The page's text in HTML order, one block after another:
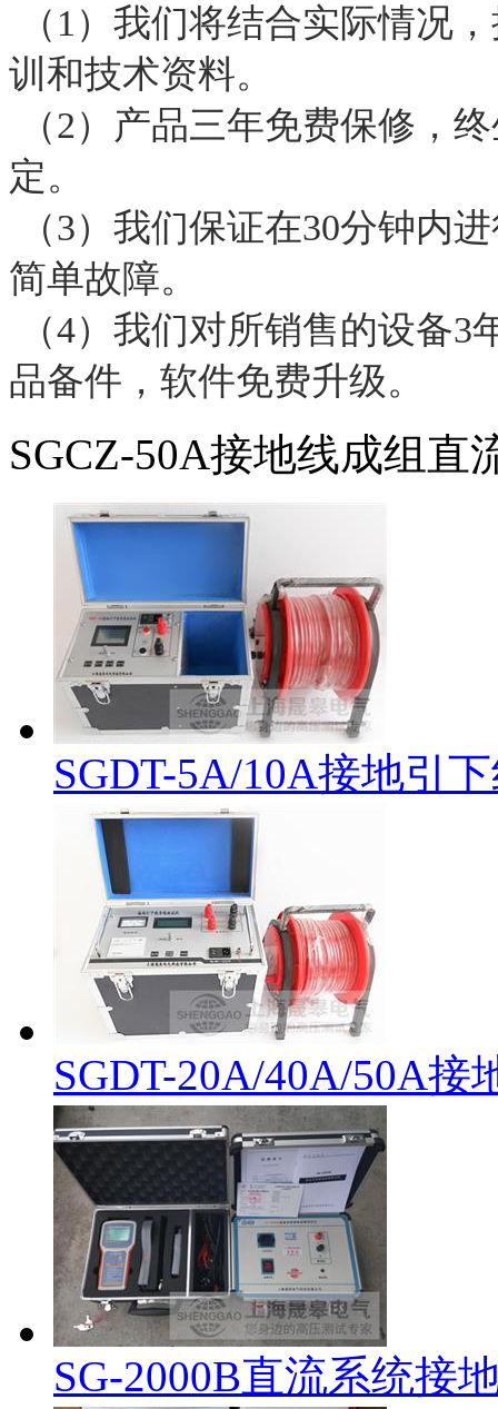
（1）我们将结合实际情况
训和技术资料。
（2）产品三年免费保修，
定。
（3）我们保证在30分钟内
简单故障。
（4）我们对所销售的设备
品备件，软件免费升级。
SGCZ-50A接地线成组直
SGDT-5A/10A接地引
SGDT-20A/40A/50A接
SG-2000B直流系统接